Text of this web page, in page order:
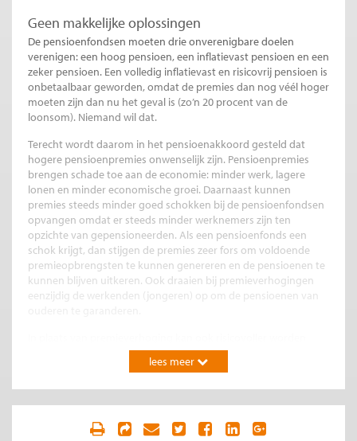
Geen makkelijke oplossingen
De pensioenfondsen moeten drie onverenigbare doelen
verenigen: een hoog pensioen, een inflatievast pensioen en een
zeker pensioen. Een volledig inflatievast en risicovrij pensioen is
onbetaalbaar geworden, omdat de premies dan nog véél hoger
moeten zijn dan nu het geval is (zo’n 20 procent van de
loonsom). Niemand wil dat.
Terecht wordt daarom in het pensioenakkoord gesteld dat
hogere pensioenpremies onwenselijk zijn. Pensioenpremies
brengen schade toe aan de economie: minder werk, lagere
lonen en minder economische groei. Daarnaast kunnen
premies steeds minder goed schokken bij de pensioenfondsen
opvangen omdat er steeds minder werknemers zijn ten
opzichte van gepensioneerden. Als een pensioenfonds een
schok krijgt, dan stijgen de premies zeer fors om voldoende
premieopbrengsten te kunnen genereren en de pensioenen te
kunnen blijven uitkeren. Ook draaien bij premieverhogingen
eenzijdig de werkenden (jongeren) op om de pensioenen van
belegd, om zo een hogere waarde van het pensioen te
bereiken. De verwachte pensioenen worden dan hoger door in
Werkenden en gepensioneerden worden daarom netto (d.w.z.
lees meer